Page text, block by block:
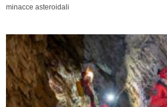
minacce asteroidali